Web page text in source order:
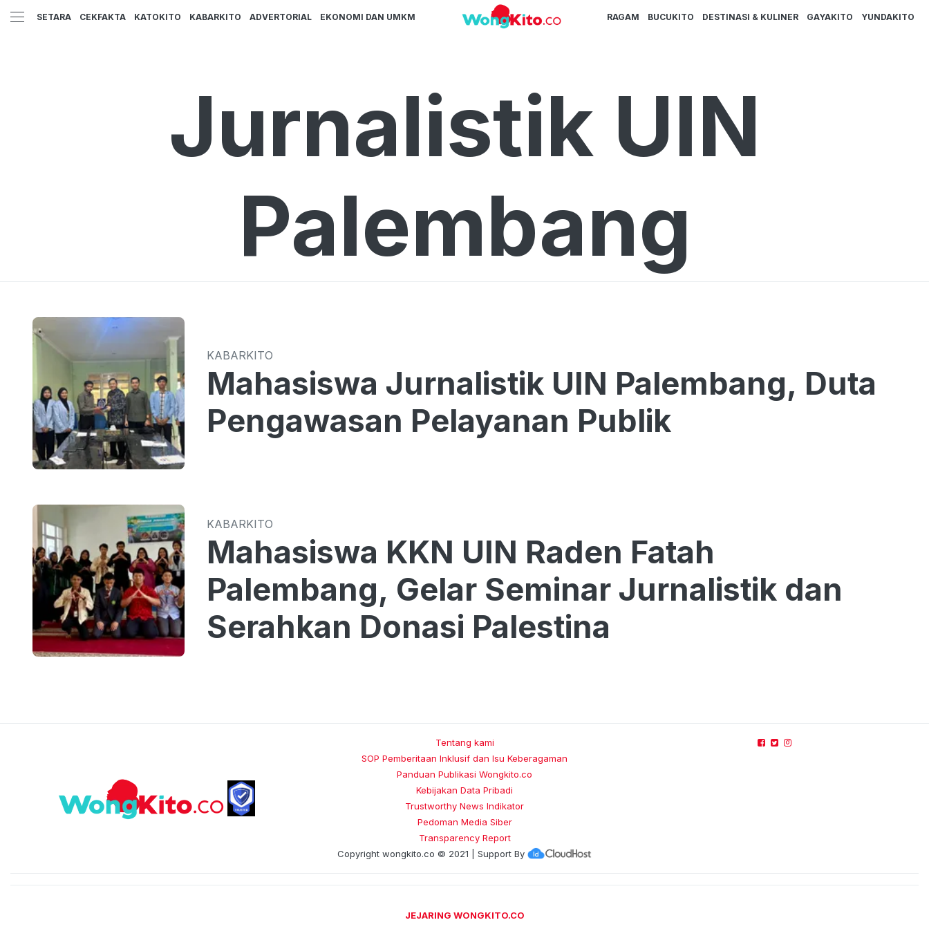
SETARA CEKFAKTA KATOKITO KABARKITO ADVERTORIAL EKONOMI DAN UMKM RAGAM BUCUKITO DESTINASI & KULINER GAYAKITO YUNDAKITO
Jurnalistik UIN
Palembang
KABARKITO
Mahasiswa Jurnalistik UIN Palembang, Duta
Pengawasan Pelayanan Publik
KABARKITO
Mahasiswa KKN UIN Raden Fatah
Palembang, Gelar Seminar Jurnalistik dan
Serahkan Donasi Palestina
Tentang kami
SOP Pemberitaan Inklusif dan Isu Keberagaman
Panduan Publikasi Wongkito.co
Kebijakan Data Pribadi
Trustworthy News Indikator
Pedoman Media Siber
Transparency Report
Copyright wongkito.co © 2021 | Support By
JEJARING WONGKITO.CO